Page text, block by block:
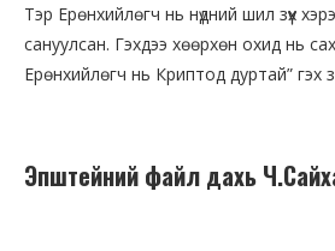
Тэр Ерөнхийлөгч нь нүдний шил зүүх
сануулсан. Гэхдээ хөөрхөн охид нь
Ерөнхийлөгч нь Криптод дуртай” гэх
Эпштейний файл дахь